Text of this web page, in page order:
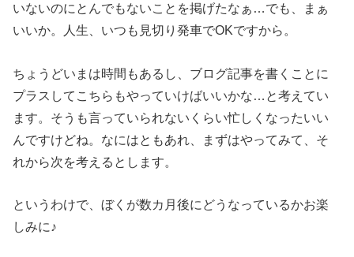
いないのにとんでもないことを掲げたなぁ…でも、まぁ
いいか。人生、いつも見切り発車でOKですから。
ちょうどいまは時間もあるし、ブログ記事を書くことに
プラスしてこちらもやっていけばいいかな…と考えてい
ます。そうも言っていられないくらい忙しくなったいい
んですけどね。なにはともあれ、まずはやってみて、そ
れから次を考えるとします。
というわけで、ぼくが数カ月後にどうなっているかお楽
しみに♪